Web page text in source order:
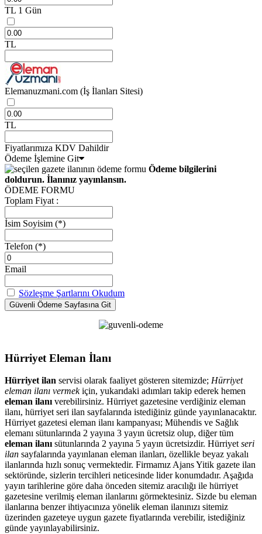
TL 1 Gün
TL
Elemanuzmani.com (İş İlanları Sitesi)
TL
Fiyatlarımıza KDV Dahildir
Ödeme İşlemine Git
Ödeme bilgilerini
doldurun. İlanınız yayınlansın.
ÖDEME FORMU
Toplam Fiyat :
İsim Soyisim (*)
Telefon (*)
Email
Sözleşme Şartlarını Okudum
Hürriyet Eleman İlanı
Hürriyet ilan servisi olarak faaliyet gösteren sitemizde; Hürriyet
eleman ilanı vermekiçin, yukarıdaki adımları takip ederek hemen
eleman ilanı verebilirsiniz. Hürriyet gazetesine verdiğiniz eleman
ilanı, hürriyet seri ilan sayfalarında istediğiniz günde yayınlanacaktır.
Hürriyet gazetesi eleman ilanı kampanyası; Mühendis ve Sağlık
elemanı sütunlarında 2 yayına 3 yayın ücretsiz olup, diğer tüm
eleman ilanı sütunlarında 2 yayına 5 yayın ücretsizdir. Hürriyet seri
ilan sayfalarında yayınlanan eleman ilanları, özellikle beyaz yakalı
ilanlarında hızlı sonuç vermektedir. Firmamız Ajans Yitik gazete ilan
sektöründe, sizlerin tercihleri neticesinde lider konumdadır. Aşağıda
yayın tarihlerine göre daha önceden sitemiz aracılığı ile hürriyet
gazetesine verilmiş eleman ilanlarını görmektesiniz. Sizde bu eleman
ilanlarına benzer ihtiyacınıza yönelik eleman ilanınızı sitemiz
üzerinden gazeteye uygun gazete fiyatlarında verebilir, istediğiniz
günde yayınlayabilirsiniz.